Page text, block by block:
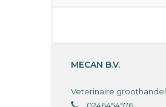
MECAN B.V.
Veterinaire groothandel